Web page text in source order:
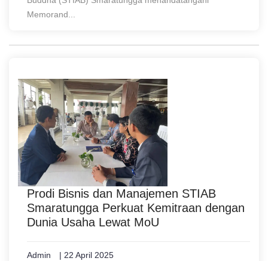
Memorand...
Prodi Bisnis dan Manajemen STIAB
Smaratungga Perkuat Kemitraan dengan
Dunia Usaha Lewat MoU
Admin | 22 April 2025